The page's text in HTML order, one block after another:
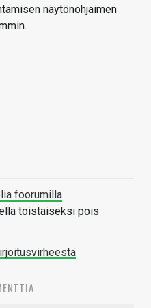
näytönohjaimen
foorumilla
toistaiseksi pois